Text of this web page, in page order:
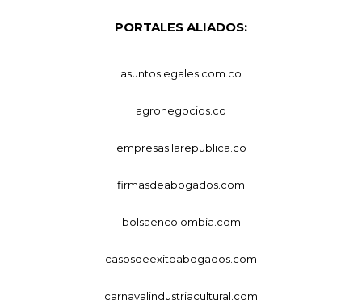
PORTALES ALIADOS:
asuntoslegales.com.co
agronegocios.co
empresas.larepublica.co
firmasdeabogados.com
bolsaencolombia.com
casosdeexitoabogados.com
carnavalindustriacultural.com